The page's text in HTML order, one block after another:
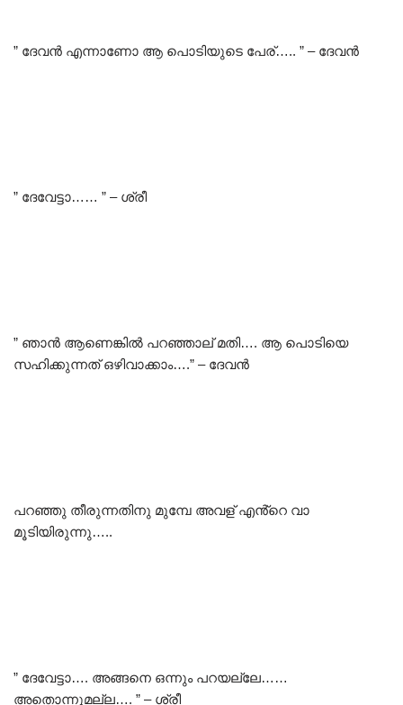
” ദേവൻ എന്നാണോ ആ പൊടിയുടെ പേര്….. ” – ദേവൻ
” ദേവേട്ടാ…… ” – ശ്രീ
” ഞാൻ ആണെങ്കിൽ പറഞ്ഞാല് മതി…. ആ പൊടിയെ
സഹിക്കുന്നത് ഒഴിവാക്കാം….” – ദേവൻ
പറഞ്ഞു തീരുന്നതിനു മുമ്പേ അവള് എൻ്റെ വാ
മൂടിയിരുന്നു…..
” ദേവേട്ടാ…. അങ്ങനെ ഒന്നും പറയല്ലേ……
അതൊന്നുമല്ല…. ” – ശ്രീ